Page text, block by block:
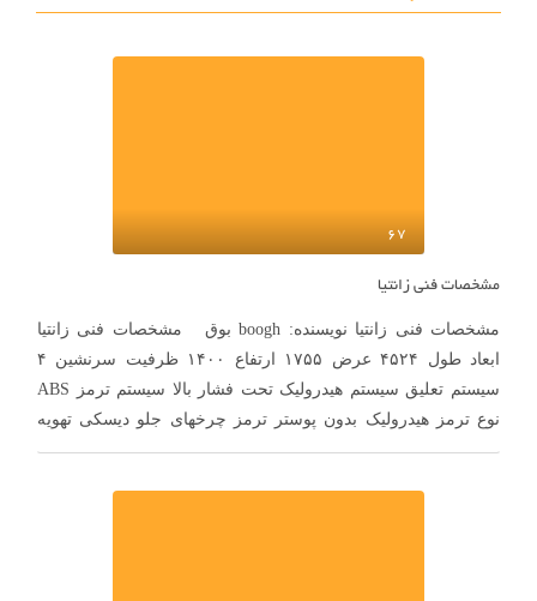
67
مشخصات فنی زانتیا
مشخصات فنی زانتیا نویسنده: boogh بوق مشخصات فنی زانتیا
ابعاد طول ۴۵۲۴ عرض ۱۷۵۵ ارتفاع ۱۴۰۰ ظرفيت سرنشين ۴
سيستم تعليق سیستم هیدرولیک تحت فشار بالا سیستم ترمز ABS
نوع ترمز هیدرولیک بدون پوستر ترمز چرخهای جلو دیسکی تهویه
شونده ترمز چرخهای عقب دیسکی ترمز دستی روی چرخهای جلو